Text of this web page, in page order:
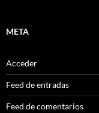
META
Acceder
Feed de entradas
Feed de comentarios